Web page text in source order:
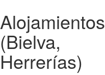
Alojamientos
(Bielva,
Herrerías)